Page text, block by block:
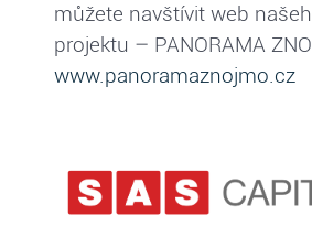
můžete navštívit web
projektu – PANORAMA
www.panoramaznojmo.cz